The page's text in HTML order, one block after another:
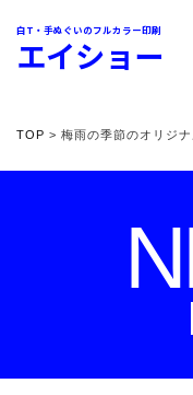
白T・手ぬぐいのフルカラー印刷
エイショー
TOP > 梅雨の季節のオリジ